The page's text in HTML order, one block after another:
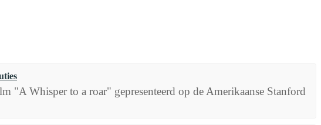
"A Whisper to a roar" gepresenteerd op de Amerikaanse Stanford